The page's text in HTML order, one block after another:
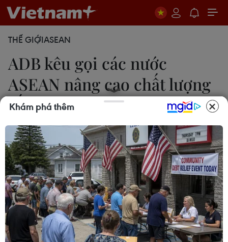
THẾ GIỚIASEAN
ADB kêu gọi các nước
ASEAN nâng cao chất lượng
sống
Lan Phương
25/05/2023 12:43
Các nước thành viên Hiệp hội các quốc gia Đông
Nam Á (ASEAN) cần phải tăng cường nỗ lực cải
thiện chất lượng sống trên toàn khu vực để xây
dựng một cộng đồng vững mạnh và phục hồi
nhanh hơn.
Khám phá thêm